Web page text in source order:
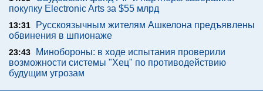
покупку Electronic Arts за $55 млрд
13:31
Русскоязычным жителям Ашкелона предъявлены
обвинения в шпионаже
23:43
Минобороны: в ходе испытания проверили
возможности системы "Хец" по противодействию
будущим угрозам